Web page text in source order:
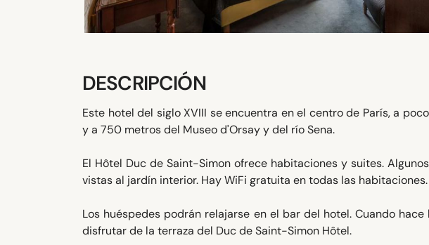
DESCRIPCIÓN
Este hotel del siglo XVIII se encuentra en el centro de París, a
y a 750 metros del Museo d'Orsay y del río Sena.
El Hôtel Duc de Saint-Simon ofrece habitaciones y suites.
vistas al jardín interior. Hay WiFi gratuita en todas las habitaciones.
Los huéspedes podrán relajarse en el bar del hotel. Cuando
disfrutar de la terraza del Duc de Saint-Simon Hôtel.